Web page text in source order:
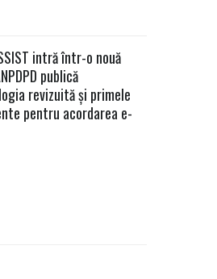
intră într-o nouă
publică
revizuită și primele
pentru acordarea e-